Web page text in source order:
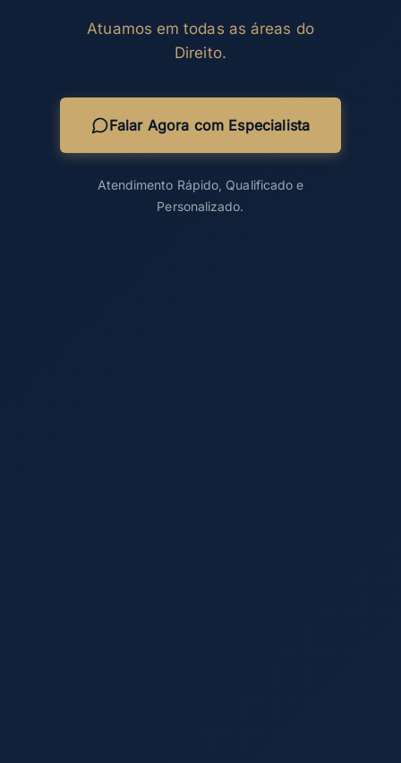
Atuamos em todas as áreas do
Direito.
Falar Agora com Especialista
Atendimento Rápido, Qualificado e
Personalizado.